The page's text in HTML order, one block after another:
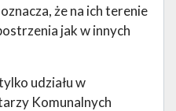
że na ich terenie
jak w innych
udziału w
Komunalnych